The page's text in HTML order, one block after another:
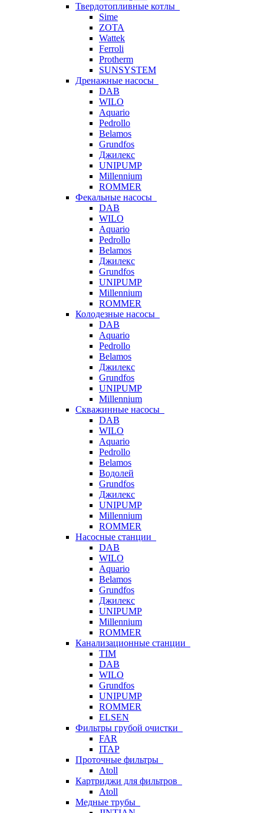
Твердотопливные котлы
Sime
ZOTA
Wattek
Ferroli
Protherm
SUNSYSTEM
Дренажные насосы
DAB
WILO
Aquario
Pedrollo
Belamos
Grundfos
Джилекс
UNIPUMP
Millennium
ROMMER
Фекальные насосы
DAB
WILO
Aquario
Pedrollo
Belamos
Джилекс
Grundfos
UNIPUMP
Millennium
ROMMER
Колодезные насосы
DAB
Aquario
Pedrollo
Belamos
Джилекс
Grundfos
UNIPUMP
Millennium
Скважинные насосы
DAB
WILO
Aquario
Pedrollo
Belamos
Водолей
Grundfos
Джилекс
UNIPUMP
Millennium
ROMMER
Насосные станции
DAB
WILO
Aquario
Belamos
Grundfos
Джилекс
UNIPUMP
Millennium
ROMMER
Канализационные станции
TIM
DAB
WILO
Grundfos
UNIPUMP
ROMMER
ELSEN
Фильтры грубой очистки
FAR
ITAP
Проточные фильтры
Atoll
Картриджи для фильтров
Atoll
Медные трубы